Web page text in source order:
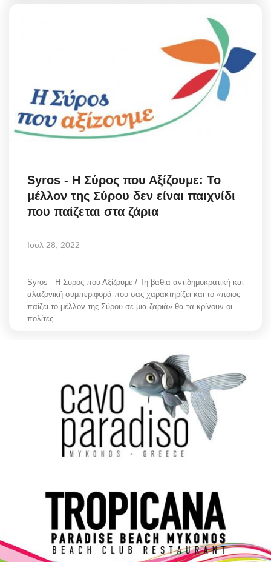
In Pictures
Science & Tech
Σεβασμιώτατος Δωρόθεος Β’
L’Art des Sens
All News
Elections 2023
Syros - Η Σύρος που Αξίζουμε: Το
μέλλον της Σύρου δεν είναι παιχνίδι
που παίζεται στα ζάρια
Ιουλ 28, 2022
Syros - Η Σύρος που Αξίζουμε / Τη βαθιά αντιδημοκρατική και
αλαζονική συμπεριφορά που σας χαρακτηρίζει και το «ποιος
παίζει το μέλλον της Σύρου σε μια ζαριά» θα τα κρίνουν οι
πολίτες.